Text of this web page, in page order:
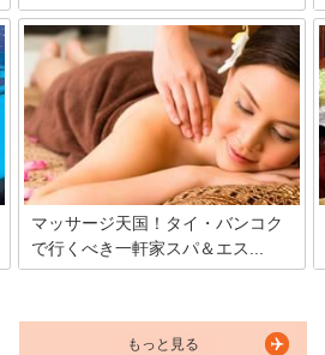
バンコクでリラックスといえば古式マッ
サージのイメージが払拭される！新たな
タイの注目観光スポット・スパを気軽に
街なかで体験！頭を空っぽにして忙しい
日常を忘れ、心も身体もときほぐされる
至福の時。ぜひ味わってほしい極上のス
パをご紹介。
マッサージ天国！タイ・バンコク
で行くべき一軒家スパ＆エス...
一軒家の隠れ家的スパ。癒しの空間の中
で体験するトリートメントはどこも極上
もっと見る